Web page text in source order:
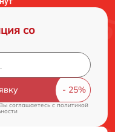
со
соглашаетесь cполитикой